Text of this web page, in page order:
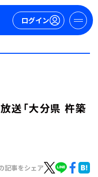
ログイン
送「大分県 杵築
記事をシェア